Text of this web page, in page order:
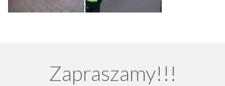
Zapraszamy!!!